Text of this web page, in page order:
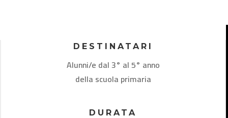
DESTINATARI
Alunni/e dal 3° al 5° anno
della scuola primaria
DURATA